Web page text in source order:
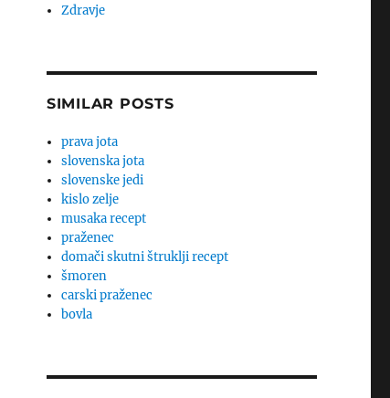
Zdravje
SIMILAR POSTS
prava jota
slovenska jota
slovenske jedi
kislo zelje
musaka recept
praženec
domači skutni štruklji recept
šmoren
carski praženec
bovla